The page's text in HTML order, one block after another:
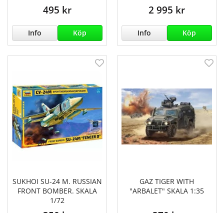
495 kr
Info Köp
2 995 kr
Info Köp
SUKHOI SU-24 M. RUSSIAN
FRONT BOMBER. SKALA
1/72
GAZ TIGER WITH
"ARBALET" SKALA 1:35